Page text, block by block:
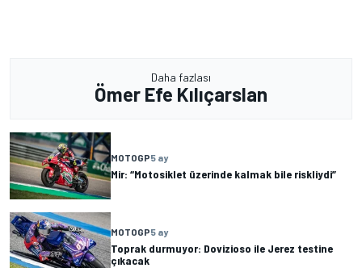
Daha fazlası
Ömer Efe Kılıçarslan
MOTOGP5 ay
Mir: “Motosiklet üzerinde kalmak bile riskliydi”
MOTOGP5 ay
Toprak durmuyor: Dovizioso ile Jerez testine
çıkacak